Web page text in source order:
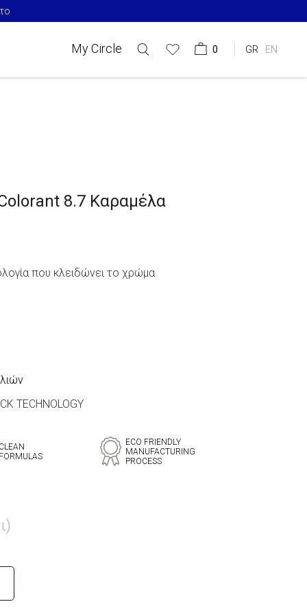
Δωρεάν Μεταφορικά
My Circle 0 GR EN
8.7 Καραμέλα
που κλειδώνει το χρώμα
TECHNOLOGY
ECO FRIENDLY
MANUFACTURING
PROCESS